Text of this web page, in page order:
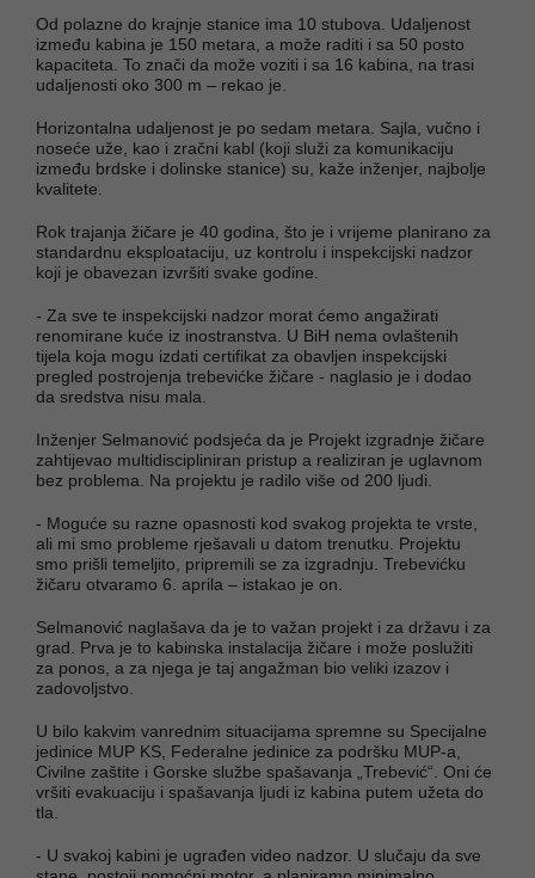
Od polazne do krajnje stanice ima 10 stubova. Udaljenost
između kabina je 150 metara, a može raditi i sa 50 posto
kapaciteta. To znači da može voziti i sa 16 kabina, na trasi
udaljenosti oko 300 m – rekao je.
Horizontalna udaljenost je po sedam metara. Sajla, vučno i
noseće uže, kao i zračni kabl (koji služi za komunikaciju
između brdske i dolinske stanice) su, kaže inženjer, najbolje
kvalitete.
Rok trajanja žičare je 40 godina, što je i vrijeme planirano za
standardnu eksploataciju, uz kontrolu i inspekcijski nadzor
koji je obavezan izvršiti svake godine.
- Za sve te inspekcijski nadzor morat ćemo angažirati
renomirane kuće iz inostranstva. U BiH nema ovlaštenih
tijela koja mogu izdati certifikat za obavljen inspekcijski
pregled postrojenja trebevićke žičare - naglasio je i dodao
da sredstva nisu mala.
Inženjer Selmanović podsjeća da je Projekt izgradnje žičare
zahtijevao multidiscipliniran pristup a realiziran je uglavnom
bez problema. Na projektu je radilo više od 200 ljudi.
- Moguće su razne opasnosti kod svakog projekta te vrste,
ali mi smo probleme rješavali u datom trenutku. Projektu
smo prišli temeljito, pripremili se za izgradnju. Trebevićku
žičaru otvaramo 6. aprila – istakao je on.
Selmanović naglašava da je to važan projekt i za državu i za
grad. Prva je to kabinska instalacija žičare i može poslužiti
za ponos, a za njega je taj angažman bio veliki izazov i
zadovoljstvo.
U bilo kakvim vanrednim situacijama spremne su Specijalne
jedinice MUP KS, Federalne jedinice za podršku MUP-a,
Civilne zaštite i Gorske službe spašavanja „Trebević“. Oni će
vršiti evakuaciju i spašavanja ljudi iz kabina putem užeta do
tla.
- U svakoj kabini je ugrađen video nadzor. U slučaju da sve